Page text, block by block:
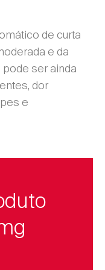
de curta
e da
pode ser ainda
dor
e